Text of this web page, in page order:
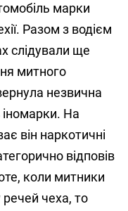
марки
Разом з водієм
слідували ще
митного
незвична
іномарки. На
він наркотичні
відповів
коли митники
чеха, то